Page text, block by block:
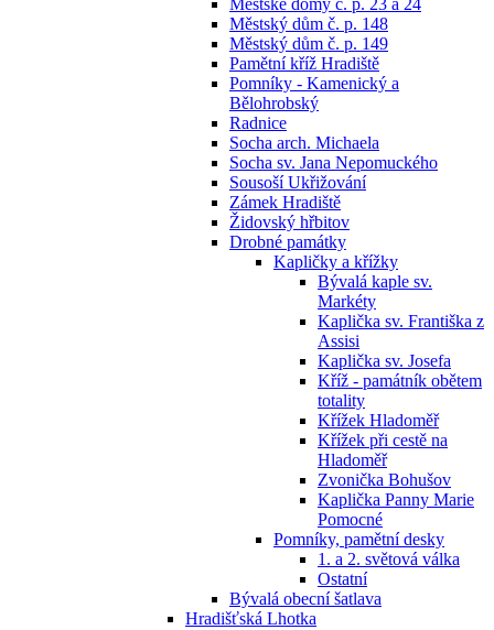
Městské domy č. p. 23 a 24
Městský dům č. p. 148
Městský dům č. p. 149
Pamětní kříž Hradiště
Pomníky - Kamenický a
Bělohrobský
Radnice
Socha arch. Michaela
Socha sv. Jana Nepomuckého
Sousoší Ukřižování
Zámek Hradiště
Židovský hřbitov
Drobné památky
Kapličky a křížky
Bývalá kaple sv.
Markéty
Kaplička sv. Františka z
Assisi
Kaplička sv. Josefa
Kříž - památník obětem
totality
Křížek Hladoměř
Křížek při cestě na
Hladoměř
Zvonička Bohušov
Kaplička Panny Marie
Pomocné
Pomníky, pamětní desky
1. a 2. světová válka
Ostatní
Bývalá obecní šatlava
Hradišťská Lhotka